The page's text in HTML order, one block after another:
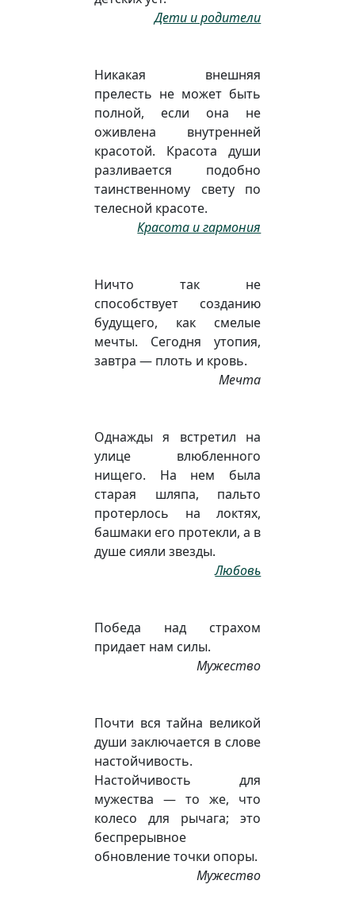
Дети и родители
Никакая внешняя
прелесть не может быть
полной, если она не
оживлена внутренней
красотой. Красота души
разливается подобно
таинственному свету по
телесной красоте.
Красота и гармония
Ничто так не
способствует созданию
будущего, как смелые
мечты. Сегодня утопия,
завтра — плоть и кровь.
Мечта
Однажды я встретил на
улице влюбленного
нищего. На нем была
старая шляпа, пальто
протерлось на локтях,
башмаки его протекли, а в
душе сияли звезды.
Любовь
Победа над страхом
придает нам силы.
Мужество
Почти вся тайна великой
души заключается в слове
настойчивость.
Настойчивость для
мужества — то же, что
колесо для рычага; это
беспрерывное
обновление точки опоры.
Мужество